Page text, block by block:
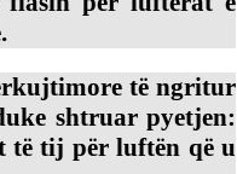
të ngritur
shtruar pyetjen:
të tij për luftën që u